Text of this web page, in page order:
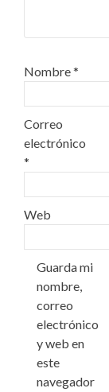
Nombre*
Correo
electrónico
*
Web
Guarda mi
nombre,
correo
electrónico
y web en
este
navegador